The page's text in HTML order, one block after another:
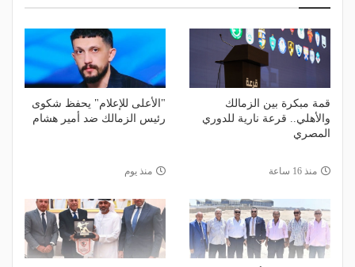
قمة مبكرة بين الزمالك
والأهلي.. قرعة نارية للدوري
المصري
منذ 16 ساعة
"الأعلى للإعلام" يحفظ شكوى
رئيس الزمالك ضد أمير هشام
منذ يوم